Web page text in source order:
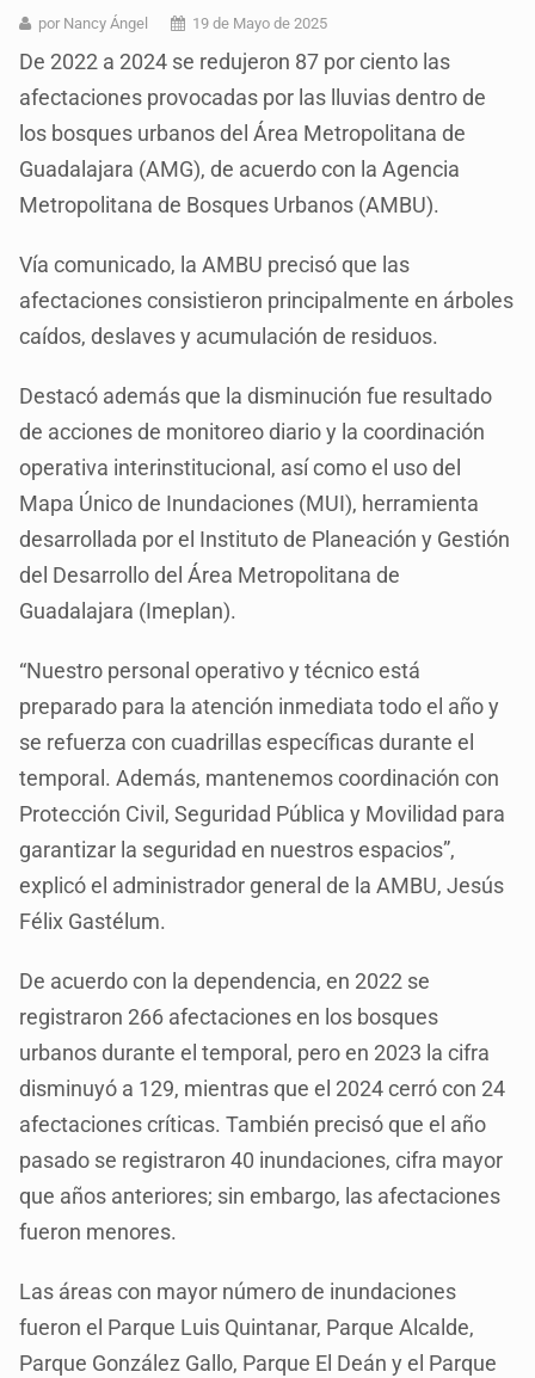
por Nancy Ángel 19 de Mayo de 2025
De 2022 a 2024 se redujeron 87 por ciento las
afectaciones provocadas por las lluvias dentro de
los bosques urbanos del Área Metropolitana de
Guadalajara (AMG), de acuerdo con la Agencia
Metropolitana de Bosques Urbanos (AMBU).
Vía comunicado, la AMBU precisó que las
afectaciones consistieron principalmente en árboles
caídos, deslaves y acumulación de residuos.
Destacó además que la disminución fue resultado
de acciones de monitoreo diario y la coordinación
operativa interinstitucional, así como el uso del
Mapa Único de Inundaciones (MUI), herramienta
desarrollada por el Instituto de Planeación y Gestión
del Desarrollo del Área Metropolitana de
Guadalajara (Imeplan).
“Nuestro personal operativo y técnico está
preparado para la atención inmediata todo el año y
se refuerza con cuadrillas específicas durante el
temporal. Además, mantenemos coordinación con
Protección Civil, Seguridad Pública y Movilidad para
garantizar la seguridad en nuestros espacios”,
explicó el administrador general de la AMBU, Jesús
Félix Gastélum.
De acuerdo con la dependencia, en 2022 se
registraron 266 afectaciones en los bosques
urbanos durante el temporal, pero en 2023 la cifra
disminuyó a 129, mientras que el 2024 cerró con 24
afectaciones críticas. También precisó que el año
pasado se registraron 40 inundaciones, cifra mayor
que años anteriores; sin embargo, las afectaciones
fueron menores.
Las áreas con mayor número de inundaciones
fueron el Parque Luis Quintanar, Parque Alcalde,
Parque González Gallo, Parque El Deán y el Parque